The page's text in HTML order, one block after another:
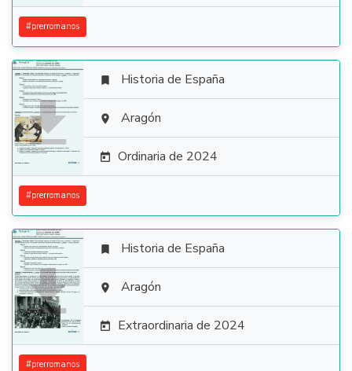
#prerromanos

 Historia de España
 Aragón
 Ordinaria de 2024
#prerromanos

 Historia de España
 Aragón
 Extraordinaria de 2024
#prerromanos